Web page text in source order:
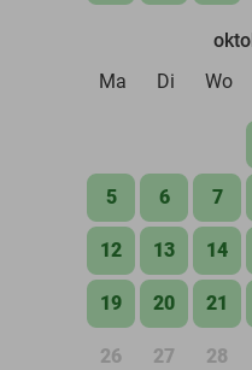
Ma
Di Wo
5 6 7
12 13 14
19 20 21
26 27 28